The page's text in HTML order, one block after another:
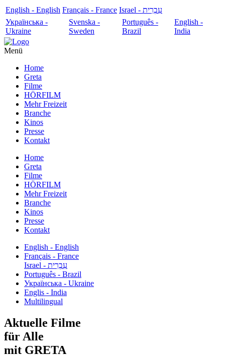
English - English Français - France
עִבְרִית - Israel
Українська -
Ukraine
Svenska -
Sweden
Português -
Brazil
English -
India
Menü
Home
Greta
Filme
HÖRFILM
Mehr Freizeit
Branche
Kinos
Presse
Kontakt
Home
Greta
Filme
HÖRFILM
Mehr Freizeit
Branche
Kinos
Presse
Kontakt
English - English
Français - France
עִבְרִית - Israel
Português - Brazil
Українська - Ukraine
Englis - India
Multilingual
Aktuelle Filme
für Alle
mit GRETA